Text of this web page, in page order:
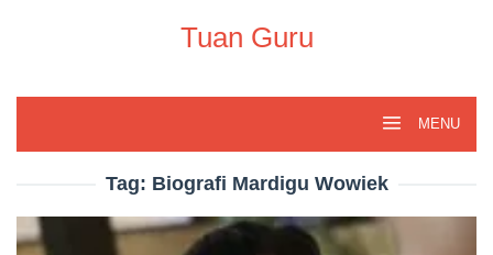
Tuan Guru
MENU
Tag: Biografi Mardigu Wowiek